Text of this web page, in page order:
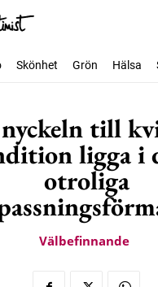
Skönhet Grön Hälsa
till
ligga i
otroliga
Välbefinnande